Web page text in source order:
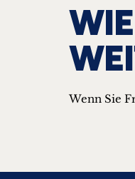
Wenn Sie